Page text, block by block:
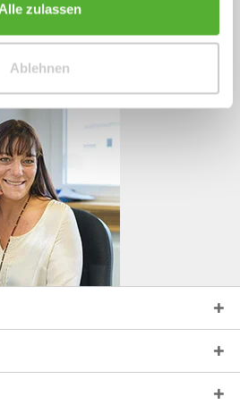
zulassen
Ablehnen
04
Mo - Do, 09:00 - 16:00 Uhr
und Fr, 09:00 - 13:00 Uhr